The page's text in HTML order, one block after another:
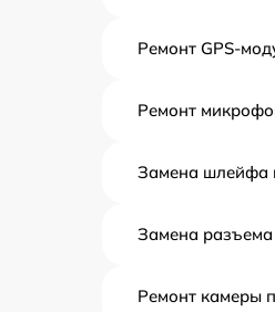
Ремонт GPS-
Ремонт
Замена шлейфа
Замена
Ремонт камеры